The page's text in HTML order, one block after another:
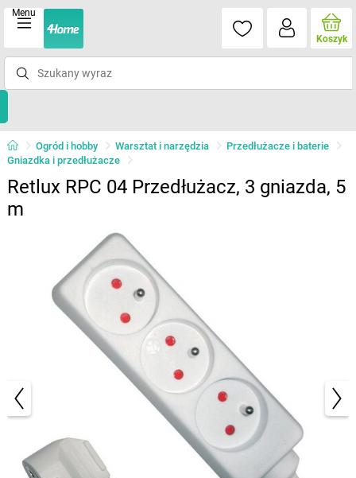
Menu
Koszyk
Ogród i hobby Warsztat i narzędzia
Przedłużacze i baterie
Gniazdka i przedłużacze
Retlux RPC 04 Przedłużacz, 3 gniazda, 5
m